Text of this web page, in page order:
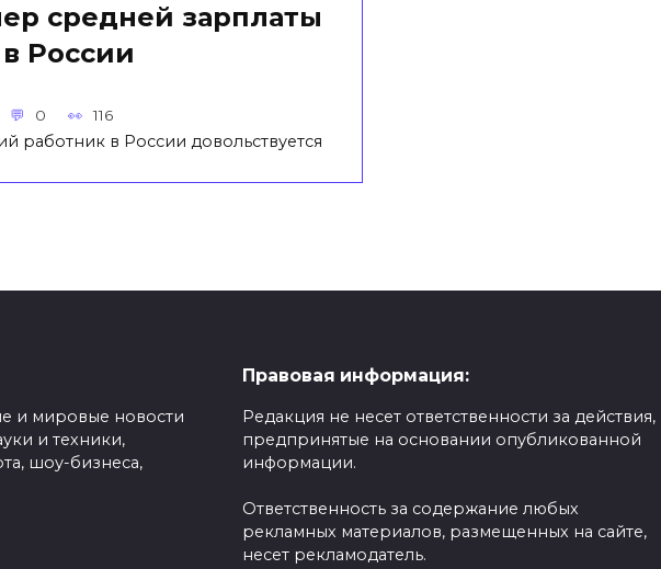
средней зарплаты
в России
0 116
работник в России довольствуется
и мировые новости
и техники,
шоу-бизнеса,
Правовая информация:
Редакция не несет ответственности за действия,
предпринятые на основании опубликованной
информации.
Ответственность за содержание любых
рекламных материалов, размещенных на сайте,
несет рекламодатель.